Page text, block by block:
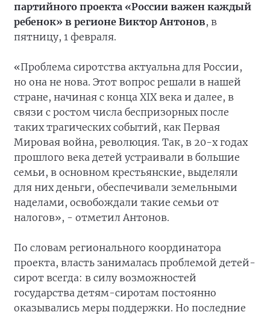
партийного проекта «России важен каждый
ребенок» в регионе Виктор Антонов, в
пятницу, 1 февраля.
«Проблема сиротства актуальна для России,
но она не нова. Этот вопрос решали в нашей
стране, начиная с конца XIX века и далее, в
связи с ростом числа беспризорных после
таких трагических событий, как Первая
Мировая война, революция. Так, в 20-х годах
прошлого века детей устраивали в большие
семьи, в основном крестьянские, выделяли
для них деньги, обеспечивали земельными
наделами, освобождали такие семьи от
налогов», - отметил Антонов.
По словам регионального координатора
проекта, власть занималась проблемой детей-
сирот всегда: в силу возможностей
государства детям-сиротам постоянно
оказывались меры поддержки. Но последние